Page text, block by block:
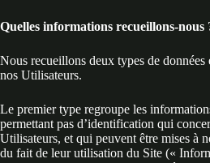
Quelles informations recueillons-nous
Nous recueillons deux types de
nos Utilisateurs.
Le premier type regroupe les
permettant pas d’identification qui
Utilisateurs, et qui peuvent être mises à
du fait de leur utilisation du Site («